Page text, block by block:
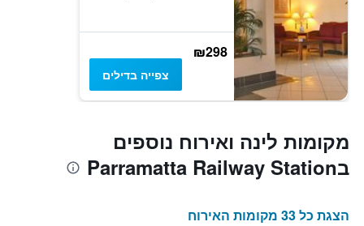
₪298
צפייה בדילים
מקומות לינה ואירוח נוספים
בParramatta Railway Station
הצגת כל 33 מקומות האירוח